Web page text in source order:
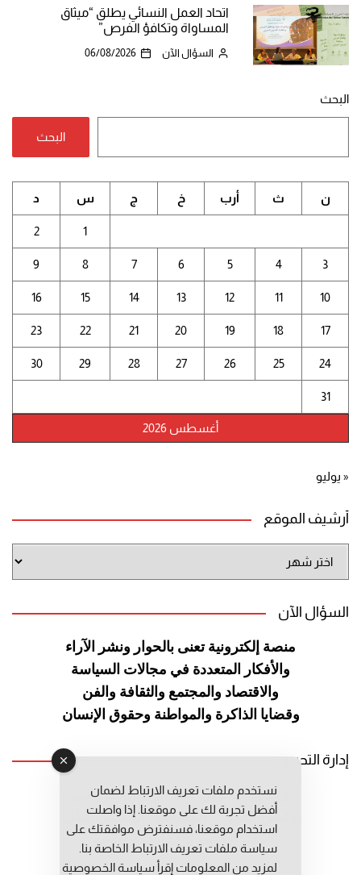
اتحاد العمل النسائي يطلق “ميثاق
المساواة وتكافؤ الفرص”
السؤال الآن 06/08/2026
البحث
البحث
أغسطس 2026
ن ث أرب خ ج س د
1
2
3
4
5
6
7
8
9
10
11
12
13
14
15
16
17
18
19
20
21
22
23
24
25
26
27
28
29
30
31
« يوليو
أرشيف الموقع
الموقع
السؤال الآن
منصة إلكترونية تعنى بالحوار ونشر الآراء
والأفكار المتعددة في مجالات السياسة
والاقتصاد والمجتمع والثقافة والفن
وقضايا الذاكرة والمواطنة وحقوق الإنسان
إدارة التحرير
رئيس التحرير: عبد الرحيم التوراني
رئيس التحرير المساعد: المعطي قبال
مديرة التحرير: فاطمة حوحو
نستخدم ملفات تعريف الارتباط لضمان
أفضل تجربة لك على موقعنا. إذا واصلت
استخدام موقعنا، فسنفترض موافقتك على
سياسة ملفات تعريف الارتباط الخاصة بنا.
لمزيد من المعلومات إقرأ سياسة الخصوصية